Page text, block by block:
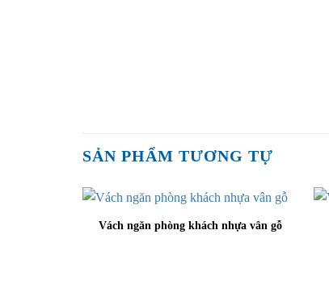
SẢN PHẨM TƯƠNG TỰ
Vách ngăn phòng khách nhựa vân gỗ